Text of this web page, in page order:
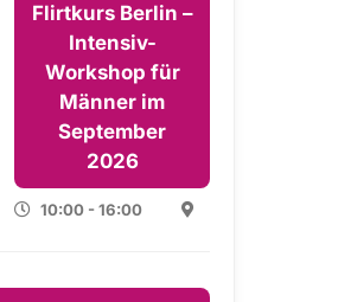
Flirtkurs Berlin –
Intensiv-
Workshop für
Männer im
September
2026
10:00 - 16:00